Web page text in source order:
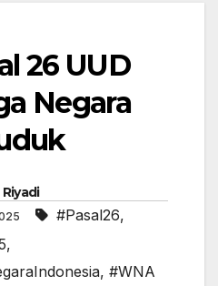
26 UUD
Negara
#Pasal26,
,
, #WNA